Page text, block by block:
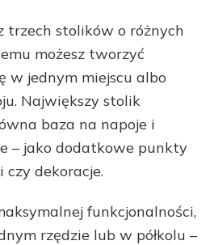
trzech stolików o różnych
możesz tworzyć
w jednym miejscu albo
Największy stolik
baza na napoje i
– jako dodatkowe punkty
czy dekoracje.
funkcjonalności,
rzędzie lub w półkolu –